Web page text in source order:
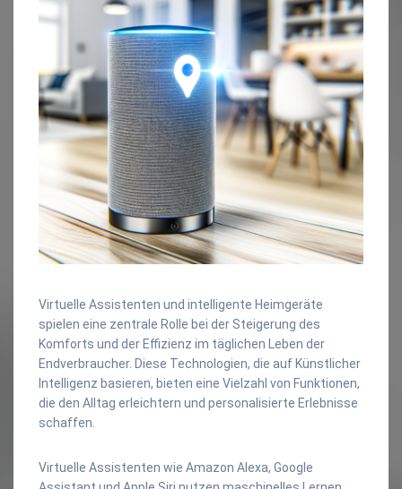
Virtuelle Assistenten und intelligente Heimgeräte
spielen eine zentrale Rolle bei der Steigerung des
Komforts und der Effizienz im täglichen Leben der
Endverbraucher. Diese Technologien, die auf Künstlicher
Intelligenz basieren, bieten eine Vielzahl von Funktionen,
die den Alltag erleichtern und personalisierte Erlebnisse
schaffen.
Virtuelle Assistenten wie Amazon Alexa, Google